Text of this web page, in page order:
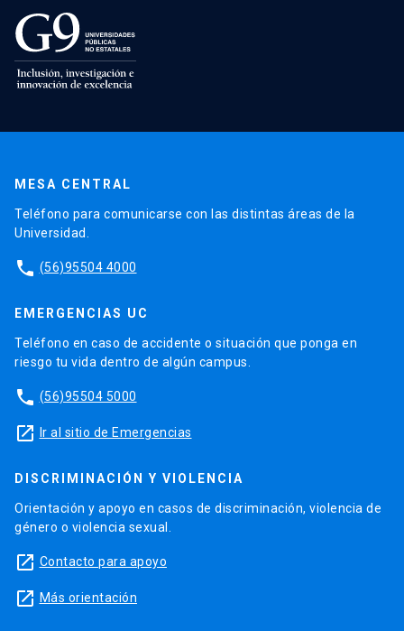
MESA CENTRAL
Teléfono para comunicarse con las distintas áreas de la
Universidad.
phone (56)95504 4000
EMERGENCIAS UC
Teléfono en caso de accidente o situación que ponga en
riesgo tu vida dentro de algún campus.
phone (56)95504 5000
launch Ir al sitio de Emergencias
DISCRIMINACIÓN Y VIOLENCIA
Orientación y apoyo en casos de discriminación, violencia de
género o violencia sexual.
launch Contacto para apoyo
launch Más orientación